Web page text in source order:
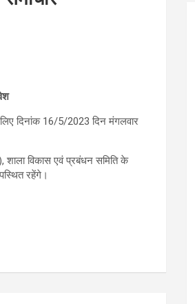
दिनांक 16/5/2023 दिन मंगलवार
शाला विकास एवं प्रबंधन समिति के
रहेंगे।